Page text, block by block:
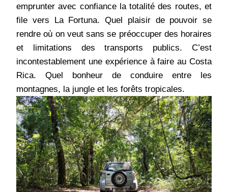
emprunter avec confiance la totalité des routes, et
file vers La Fortuna. Quel plaisir de pouvoir se
rendre où on veut sans se préoccuper des horaires
et limitations des transports publics. C’est
incontestablement une expérience à faire au Costa
Rica. Quel bonheur de conduire entre les
montagnes, la jungle et les forêts tropicales.